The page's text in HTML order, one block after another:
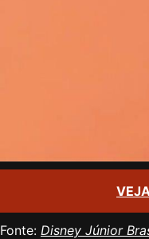
Fonte: Disney Júnior